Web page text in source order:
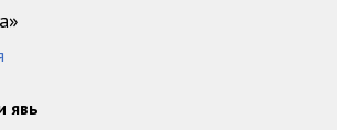
явь